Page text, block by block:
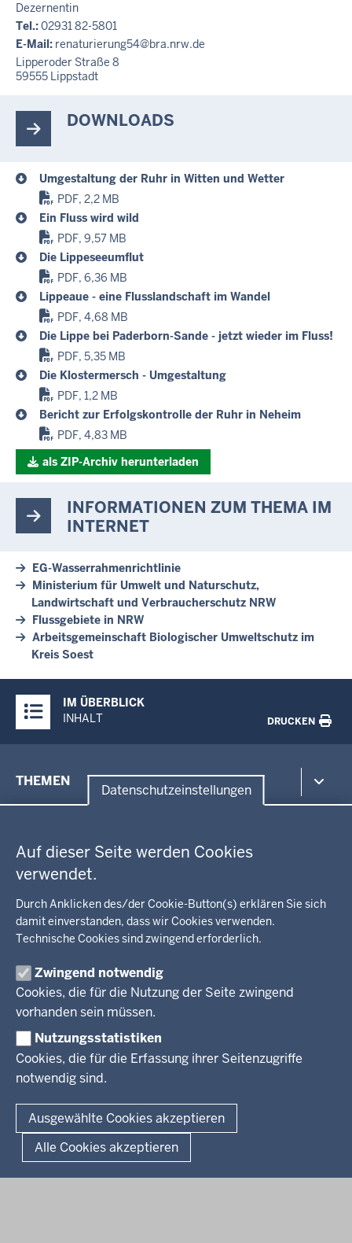
Datenschutzeinstellungen
Auf dieser Seite werden Cookies
verwendet.
Durch Anklicken des/der Cookie-Button(s) erklären Sie sich
damit einverstanden, dass wir Cookies verwenden.
Technische Cookies sind zwingend erforderlich.
Zwingend notwendig
Cookies, die für die Nutzung der Seite zwingend
vorhanden sein müssen.
Nutzungsstatistiken
Cookies, die für die Erfassung ihrer Seitenzugriffe
notwendig sind.
Ausgewählte Cookies akzeptieren
Alle Cookies akzeptieren
Dezernentin
Tel.:02931 82-5801
E-Mail: renaturierung54@bra.nrw.de
Lipperoder Straße 8
59555 Lippstadt
DOWNLOADS
Umgestaltung der Ruhr in Witten und Wetter
PDF, 2,2 MB
Ein Fluss wird wild
PDF, 9,57 MB
Die Lippeseeumflut
PDF, 6,36 MB
Lippeaue - eine Flusslandschaft im Wandel
PDF, 4,68 MB
Die Lippe bei Paderborn-Sande - jetzt wieder im Fluss!
PDF, 5,35 MB
Die Klostermersch - Umgestaltung
PDF, 1,2 MB
Bericht zur Erfolgskontrolle der Ruhr in Neheim
PDF, 4,83 MB
als ZIP-Archiv herunterladen
INFORMATIONEN ZUM THEMA IM
INTERNET
EG-Wasserrahmenrichtlinie
Ministerium für Umwelt und Naturschutz,
Landwirtschaft und Verbraucherschutz NRW
Flussgebiete in NRW
Arbeitsgemeinschaft Biologischer Umweltschutz im
Kreis Soest
Inhalte
IM ÜBERBLICK
INHALT
DRUCKEN
der
THEMEN
Kommunalaufsicht, Planung, Verkehr
Energie, Bergbau
Recht, Ordnung
Integration, Migration
Behördenleitung
Regierungsbezirk
KARRIERE
Stellenausschreibungen
Pressestelle
Social Media
BEKANNTMACHUNGEN
Amtsblatt
© 2026 Bezirksregierung Arnsberg
Fußzeile
Impressum Datenschutz Barrierefreiheit
Kurzlink zu dieser Seite